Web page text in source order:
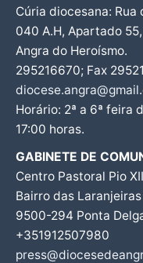
Cúria diocesana: Rua
040 A.H, Apartado
Angra do Heroísmo.
295216670; Fax
Horário: 2ª a 6ª feira
17:00 horas.
GABINETE DE
Centro Pastoral Pio
Bairro das Laranjeiras
9500-294 Ponta
+351912507980